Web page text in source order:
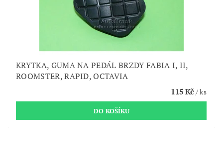
KRYTKA, GUMA NA PEDÁL BRZDY FABIA I, II,
ROOMSTER, RAPID, OCTAVIA
115 Kč/ ks